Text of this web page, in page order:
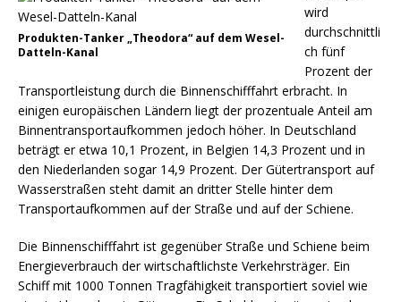
Produkten-Tanker „Theodora“ auf dem Wesel-
Datteln-Kanal
wird
durchschnittli
ch fünf
Prozent der
Transportleistung durch die Binnenschifffahrt erbracht. In
einigen europäischen Ländern liegt der prozentuale Anteil am
Binnentransportaufkommen jedoch höher. In Deutschland
beträgt er etwa 10,1 Prozent, in Belgien 14,3 Prozent und in
den Niederlanden sogar 14,9 Prozent. Der Gütertransport auf
Wasserstraßen steht damit an dritter Stelle hinter dem
Transportaufkommen auf der Straße und auf der Schiene.
Die Binnenschifffahrt ist gegenüber Straße und Schiene beim
Energieverbrauch der wirtschaftlichste Verkehrsträger. Ein
Schiff mit 1000 Tonnen Tragfähigkeit transportiert soviel wie